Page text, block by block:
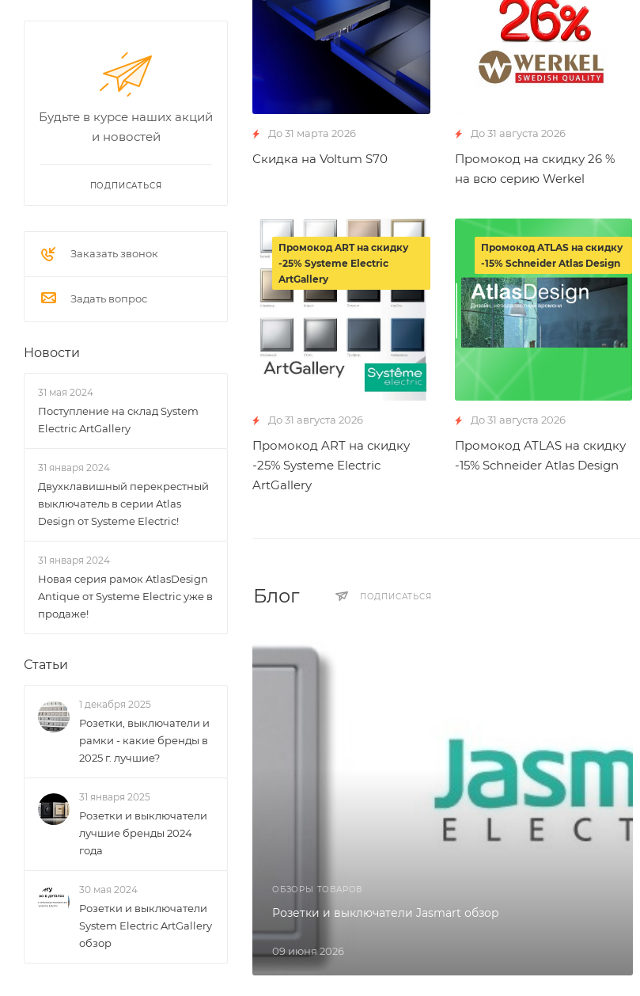
До 31 марта 2026
Скидка на Voltum S70
До 31 августа 2026
Промокод на скидку 26 %
на всю серию Werkel
До 31 августа 2026
Промокод ART на скидку
-25% Systeme Electric
ArtGallery
Промокод ART на скидку
-25% Systeme Electric
ArtGallery
До 31 августа 2026
Промокод ATLAS на скидку
-15% Schneider Atlas Design
Промокод ATLAS на скидку
-15% Schneider Atlas Design
Блог ПОДПИСАТЬСЯ
ОБЗОРЫ ТОВАРОВ
09 июня 2026
Розетки и выключатели Jasmart обзор
Будьте в курсе наших акций
и новостей
ПОДПИСАТЬСЯ
Заказать звонок
Задать вопрос
Новости
31 мая 2024
Поступление на склад System
Electric ArtGallery
31 января 2024
Двухклавишный перекрестный
выключатель в серии Atlas
Design от Systeme Electric!
31 января 2024
Новая серия рамок AtlasDesign
Antique от Systeme Electric уже в
продаже!
Статьи
1 декабря 2025
Розетки, выключатели и
рамки - какие бренды в
2025 г. лучшие?
31 января 2025
Розетки и выключатели
лучшие бренды 2024
года
30 мая 2024
Розетки и выключатели
System Electric ArtGallery
обзор